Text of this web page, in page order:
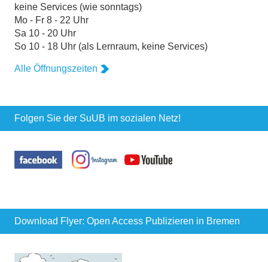
keine Services (wie sonntags)
Mo - Fr 8 - 22 Uhr
Sa 10 - 20 Uhr
So 10 - 18 Uhr (als Lernraum, keine Services)
Alle Öffnungszeiten
Folgen Sie der SuUB im sozialen Netz!
Download Flyer: Open Access Publizieren in Bremen